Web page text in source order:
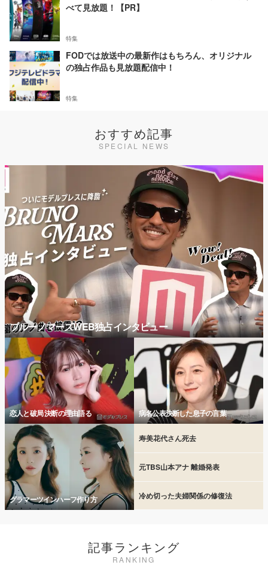
べて見放題！【PR】
特集
FODでは放送中の最新作はもちろん、オリジナル
の独占作品も見放題配信中！
特集
おすすめ記事
SPECIAL NEWS
ブルーノマーズWEB独占インタビュー
恋人と破局 決断の理由語る 病名公表決断した息子の言葉
グラマーツインハーフ作り方
寿美花代さん死去
元TBS山本アナ 離婚発表
冷め切った夫婦関係の修復法
記事ランキング
RANKING